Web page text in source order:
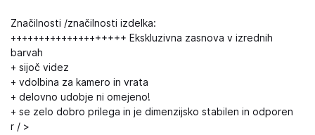
Značilnosti /značilnosti izdelka:
++++++++++++++++++++ Ekskluzivna zasnova v izrednih
barvah
+ sijoč videz
+ vdolbina za kamero in vrata
+ delovno udobje ni omejeno!
+ se zelo dobro prilega in je dimenzijsko stabilen in odporen
r / >